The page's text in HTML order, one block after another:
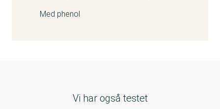
Med phenol
Vi har også testet